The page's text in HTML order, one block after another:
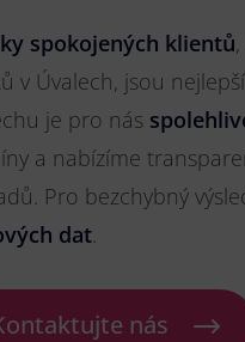
spokojených klientů
v Úvalech, jsou
je pro nás
a nabízíme
Pro bezchybný
dat.
nás